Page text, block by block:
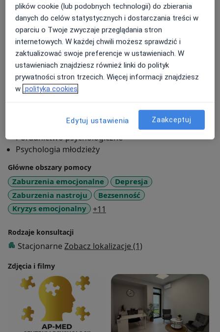
Nie wystawiam opinii na potrzeby postępowań
sądowych.
*W tym momencie z uwagi na brak wolnych miejsc nie
przyjmuję nowych pacjentów, nowe osoby po zapisie
będą kierowane do innych Specjalistów
więcejO mnie
Psychologia dzieci
Poradnictwo psychologiczne
Psychologia młodzieży
Główne obszary pomocy
Zaburzenia emocjonalne
Depresja
Zaburzenia nastroju
Bezsenność
Kryzys emocjonalny
+11
Rodzaje konsultacji
Stacjonarne Zobacz lokalizacje (1)
Zdjęcia i filmy
plików cookie (lub podobnych technologii) do zbierania
danych do celów statystycznych i dostarczania treści w
oparciu o Twoje zwyczaje przeglądania stron
internetowych. W każdej chwili możesz sprawdzić i
zaktualizować swoje preferencje w ustawieniach. W
ustawieniach znajdziesz również linki do polityk
prywatności stron trzecich. Więcej informacji znajdziesz
w polityka cookies
Edytuj ustawienia Zaakceptuj